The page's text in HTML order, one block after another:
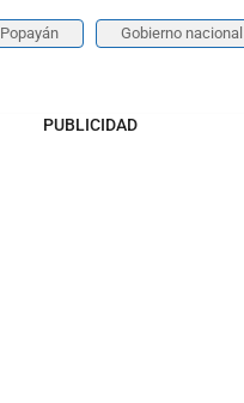
Popayán Gobierno nacional
PUBLICIDAD